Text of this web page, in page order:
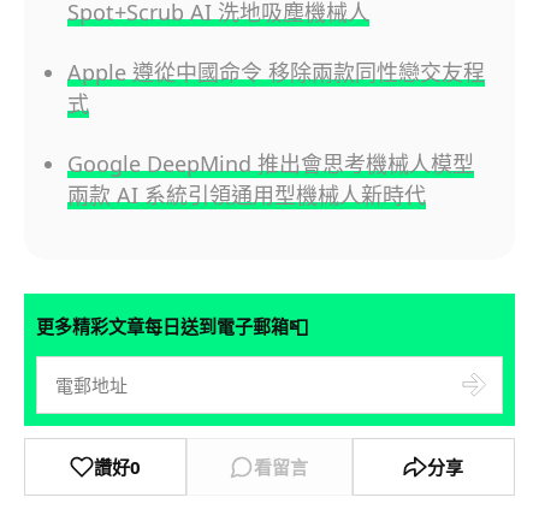
Spot+Scrub AI 洗地吸塵機械人
Apple 遵從中國命令 移除兩款同性戀交友程
式
Google DeepMind 推出會思考機械人模型
兩款 AI 系統引領通用型機械人新時代
更多精彩文章每日送到電子郵箱📮
讚好0 看留言 分享